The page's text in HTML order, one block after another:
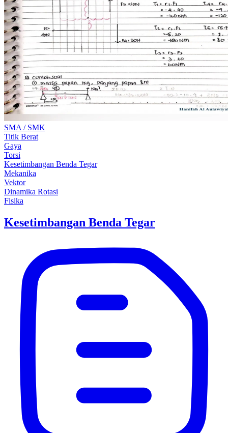
SMA / SMK
Titik Berat
Gaya
Torsi
Kesetimbangan Benda Tegar
Mekanika
Vektor
Dinamika Rotasi
Fisika
Kesetimbangan Benda Tegar